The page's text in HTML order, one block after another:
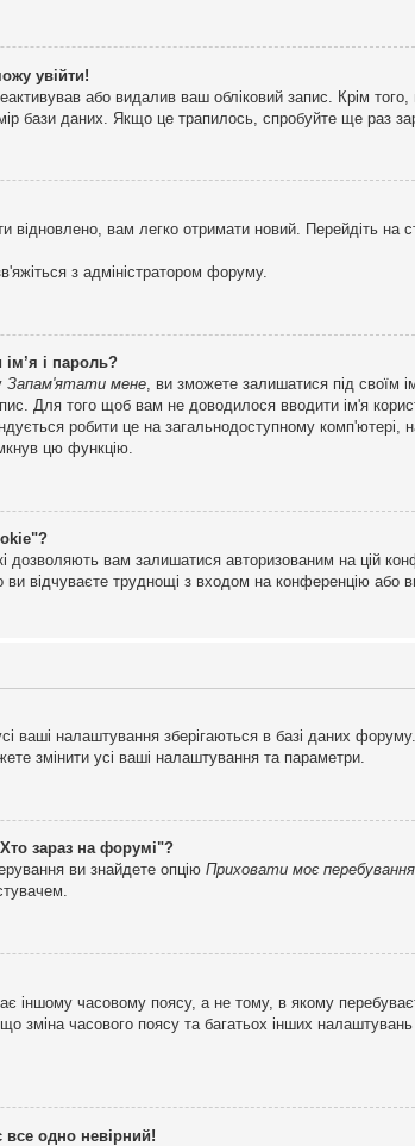
увійти!
або видалив ваш обліковий запис. Крім
бази даних. Якщо це трапилось, спробуйте ще раз
вам легко отримати новий. Перейдіть на
з адміністратором форуму.
і пароль?
Запам'ятати мене, ви зможете залишатися під своїм
Для того щоб вам не доводилося вводити ім'я
робити це на загальнодоступному комп'ютері,
цю функцію.
вам залишатися авторизованим на цій
ви відчуваєте труднощі з входом на конференцію
налаштування зберігаються в базі даних форуму.
змінити усі ваші налаштування та параметри.
зараз на форумі"?
ви знайдете опцію Приховати моє
іншому часовому поясу, а не тому, в якому
зміна часового поясу та багатьох інших
все одно невірний!